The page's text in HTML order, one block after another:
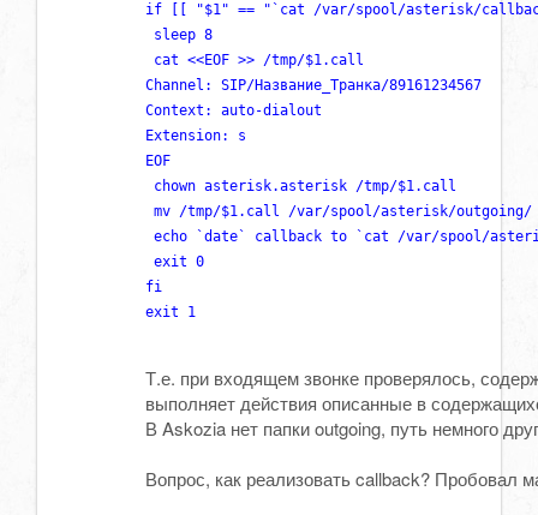
if [[ "$1" == "`cat /var/spool/
cat
Channel: SIP/
chown
mv /tmp/
echo `date` callback to `cat /var/spool/
exit 1
Т.е. при входящем звонке проверялось,
выполняет действия описанные в
В Askozia нет папки outgoing, путь немного
Вопрос, как реализовать callback? Пробовал